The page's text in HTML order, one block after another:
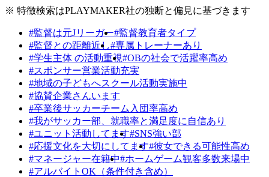
※ 特徴検索はPLAYMAKER社の独断と偏見に基づきます
#監督は元Jリーガー#監督教育者タイプ
#監督との距離近し#専属トレーナーあり
#学生主体 の活動重視#OBの社会で活躍率高め
#スポンサー営業活動充実
#地域の子どもへスクール活動実施中
#協賛企業さんいます
#卒業後サッカーチーム入団率高め
#我がサッカー部、就職率と満足度に自信あり
#ユニット活動してます#SNS強い部
#応援文化を大切にしてます#彼女できる可能性高め
#マネージャー在籍中#ホームゲーム観客多数来場中
#アルバイトOK（条件付き含め）